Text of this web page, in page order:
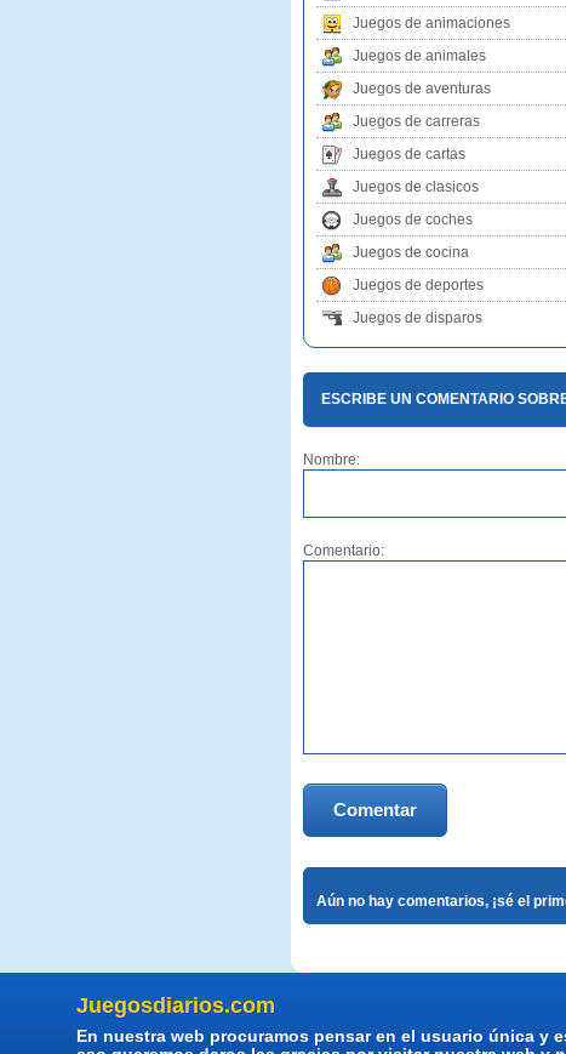
Juegos de animaciones
Juegos de animales
Juegos de aventuras
Juegos de carreras
Juegos de cartas
Juegos de clasicos
Juegos de coches
Juegos de cocina
Juegos de deportes
Juegos de disparos
ESCRIBE UN COMENTARIO
Nombre:
Comentario:
Comentar
Aún no hay comentarios, ¡sé el
Juegosdiarios.com
En nuestra web procuramos pensar en el usuario única y